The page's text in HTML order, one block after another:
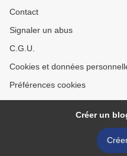
Contact
Signaler un abus
C.G.U.
Cookies et données
Préférences cookies
Créer un